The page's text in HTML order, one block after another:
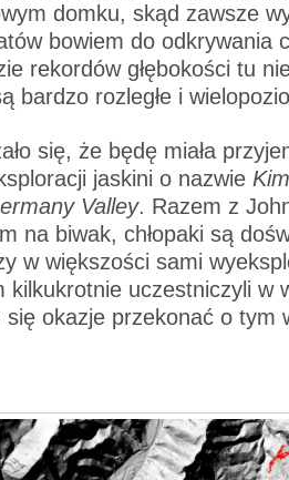
domku, skąd zawsze
bowiem do odkrywania
rekordów głębokości tu
bardzo rozległe i
się, że będę miała
jaskini o nazwie
Valley. Razem z
na biwak, chłopaki są
w większości sami
kilkukrotnie uczestniczyli w
się okazje przekonać o tym